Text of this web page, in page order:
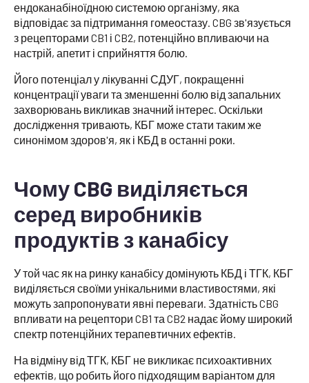
ендоканабіноїдною системою організму, яка
відповідає за підтримання гомеостазу. CBG зв'язується
з рецепторами CB1 і CB2, потенційно впливаючи на
настрій, апетит і сприйняття болю.
Його потенціал у лікуванні СДУГ, покращенні
концентрації уваги та зменшенні болю від запальних
захворювань викликав значний інтерес. Оскільки
дослідження тривають, КБГ може стати таким же
синонімом здоров'я, як і КБД в останні роки.
Чому CBG виділяється
серед виробників
продуктів з канабісу
У той час як на ринку канабісу домінують КБД і ТГК, КБГ
виділяється своїми унікальними властивостями, які
можуть запропонувати явні переваги. Здатність CBG
впливати на рецептори CB1 та CB2 надає йому широкий
спектр потенційних терапевтичних ефектів.
На відміну від ТГК, КБГ не викликає психоактивних
ефектів, що робить його підходящим варіантом для